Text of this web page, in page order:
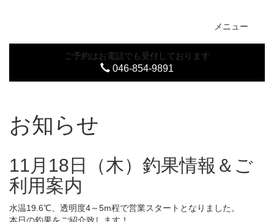
メニュー
ご予約はお電話でも受付しております
046-854-9891
お知らせ
11月18日（木）釣果情報＆ご
利用案内
水温19.6℃、透明度4～5m程で営業スタートとなりました。